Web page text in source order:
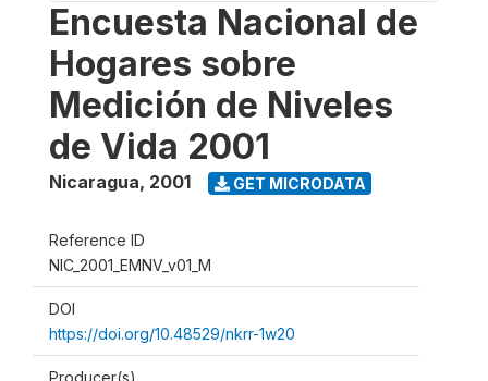
Encuesta Nacional de
Hogares sobre
Medición de Niveles
de Vida 2001
Nicaragua, 2001 GET MICRODATA
Reference ID
NIC_2001_EMNV_v01_M
DOI
https://doi.org/10.48529/nkrr-1w20
Producer(s)